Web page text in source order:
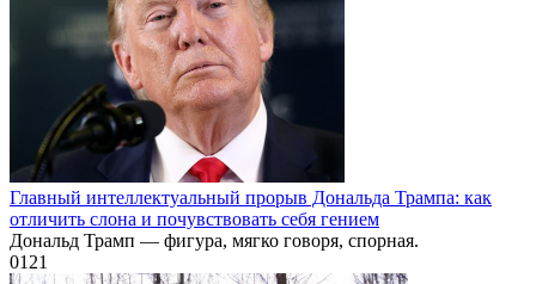
Главный интеллектуальный прорыв Дональда Трампа: как
отличить слона и почувствовать себя гением
Дональд Трамп — фигура, мягко говоря, спорная.
0121